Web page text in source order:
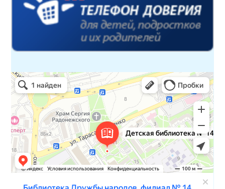
Детская библиотека № 14 Дружбы народов
Библиотека в Севастополе